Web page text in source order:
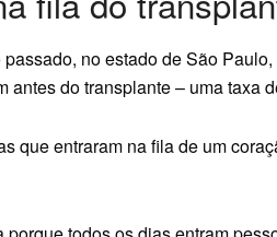
no estado de São
antes do transplante – uma taxa
que entraram na fila de um